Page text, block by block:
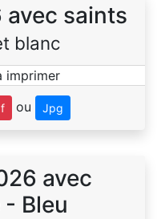
saints
blanc
ou Jpg
avec
Bleu